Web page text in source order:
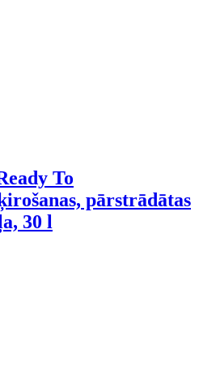
To
pārstrādātas
30 l